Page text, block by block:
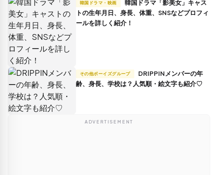
韓国ドラマ・映画
トの生年月日、身長、体重、SNSなどプロフィ
ールを詳しく紹介！
その他ボーイズグループ
齢、身長、学校は？人気順・絵文字も紹介♡
ADVERTISEMENT